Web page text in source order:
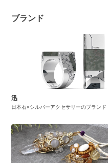
ブランド
迅
日本石×シルバーアクセサリーのブランド